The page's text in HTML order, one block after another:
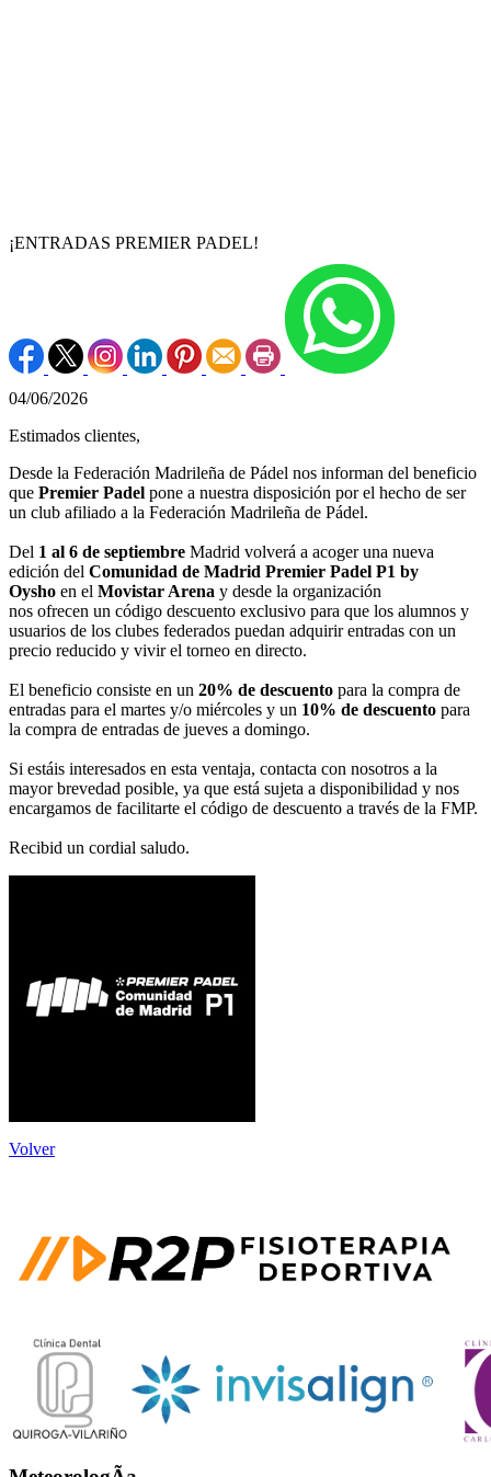
¡ENTRADAS PREMIER PADEL!
04/06/2026
Estimados clientes,
Desde la Federación Madrileña de Pádel nos informan del beneficio
que Premier Padel pone a nuestra disposición por el hecho de ser
un club afiliado a la Federación Madrileña de Pádel.
Del 1 al 6 de septiembre Madrid volverá a acoger una nueva
edición del Comunidad de Madrid Premier Padel P1 by
Oysho en el Movistar Arena y desde la organización
nos ofrecen un código descuento exclusivo para que los alumnos y
usuarios de los clubes federados puedan adquirir entradas con un
precio reducido y vivir el torneo en directo.
El beneficio consiste en un 20% de descuento para la compra de
entradas para el martes y/o miércoles y un 10% de descuento para
la compra de entradas de jueves a domingo.
Si estáis interesados en esta ventaja, contacta con nosotros a la
mayor brevedad posible, ya que está sujeta a disponibilidad y nos
encargamos de facilitarte el código de descuento a través de la FMP.
Recibid un cordial saludo.
Volver